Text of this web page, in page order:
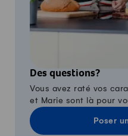
Des questions?
Vous avez raté vos
et Marie sont là pour
Poser